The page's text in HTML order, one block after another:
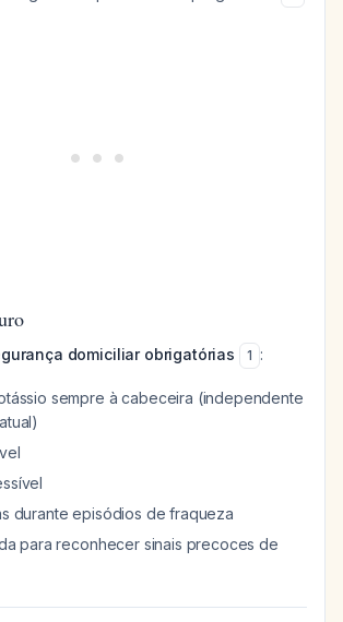
domiciliar obrigatórias 1 :
sempre à cabeceira (independente
durante episódios de fraqueza
para reconhecer sinais precoces de